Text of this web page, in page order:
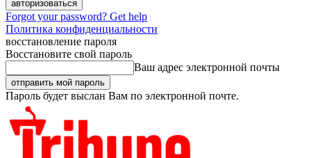
Forgot your password? Get help
Политика конфиденциальности
восстановление пароля
Восстановите свой пароль
Ваш адрес электронной почты
Пароль будет выслан Вам по электронной почте.